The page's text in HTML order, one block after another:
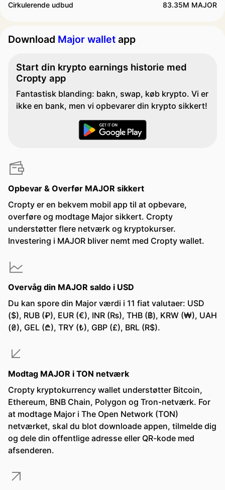
Cirkulerende udbud 83.35M MAJOR
Download Major wallet app
Start din krypto earnings historie med
Cropty app
Fantastisk blanding: bakn, swap, køb krypto. Vi er
ikke en bank, men vi opbevarer din krypto sikkert!
Opbevar & Overfør MAJOR sikkert
Cropty er en bekvem mobil app til at opbevare,
overføre og modtage Major sikkert. Cropty
understøtter flere netværk og kryptokurser.
Investering i MAJOR bliver nemt med Cropty wallet.
Overvåg din MAJOR saldo i USD
Du kan spore din Major værdi i 11 fiat valutaer: USD
($), RUB (₽), EUR (€), INR (₨), THB (฿), KRW (₩), UAH
(₴), GEL (₾), TRY (₺), GBP (£), BRL (R$).
Modtag MAJOR i TON netværk
Cropty kryptokurrency wallet understøtter Bitcoin,
Ethereum, BNB Chain, Polygon og Tron-netværk. For
at modtage Major i The Open Network (TON)
netværket, skal du blot downloade appen, tilmelde dig
og dele din offentlige adresse eller QR-kode med
afsenderen.